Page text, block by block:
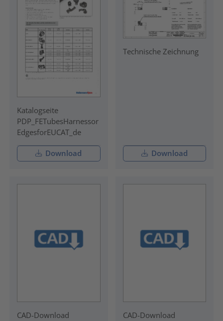
Katalogseite
PDP_FETubesHarnessor
EdgesforEUCAT_de
Download
Technische Zeichnung
Download
CAD-Download CAD-Download